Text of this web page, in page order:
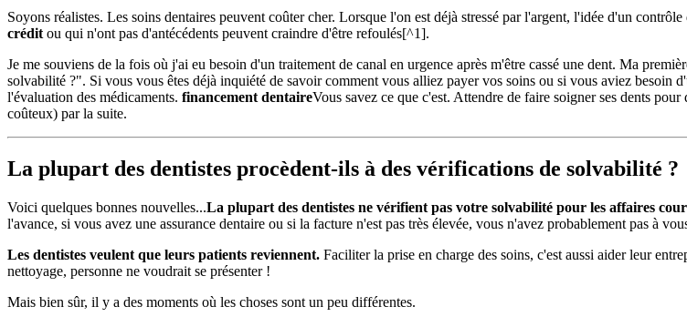
Soyons réalistes. Les soins dentaires peuvent coûter cher. Lorsque l'on est déjà stressé par l'argent, l'idée d'un
créditou qui n'ont pas d'antécédents peuvent craindre d'être refoulés[^1].
Je me souviens de la fois où j'ai eu besoin d'un traitement de canal en urgence après m'être cassé une dent. Ma
solvabilité ?". Si vous vous êtes déjà inquiété de savoir comment vous alliez payer vos soins ou si vous aviez
l'évaluation des médicaments. financement dentaireVous savez ce que c'est. Attendre de faire soigner ses dents
coûteux) par la suite.
La plupart des dentistes procèdent-ils à des vérifications de solvabilité ?
Voici quelques bonnes nouvelles...La plupart des dentistes ne vérifient pas votre solvabilité pour les affaires
l'avance, si vous avez une assurance dentaire ou si la facture n'est pas très élevée, vous n'avez probablement pas à
Les dentistes veulent que leurs patients reviennent. Faciliter la prise en charge des soins, c'est aussi aider leur
nettoyage, personne ne voudrait se présenter !
Mais bien sûr, il y a des moments où les choses sont un peu différentes.